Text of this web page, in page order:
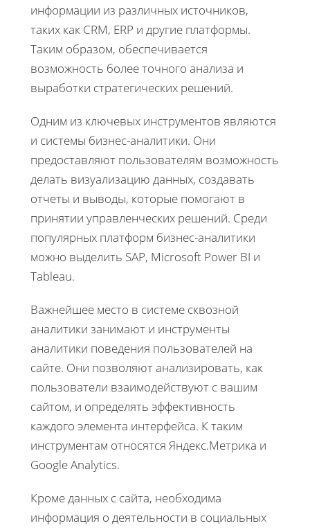
информации из различных источников,
таких как CRM, ERP и другие платформы.
Таким образом, обеспечивается
возможность более точного анализа и
выработки стратегических решений.
Одним из ключевых инструментов являются
и системы бизнес-аналитики. Они
предоставляют пользователям возможность
делать визуализацию данных, создавать
отчеты и выводы, которые помогают в
принятии управленческих решений. Среди
популярных платформ бизнес-аналитики
можно выделить SAP, Microsoft Power BI и
Tableau.
Важнейшее место в системе сквозной
аналитики занимают и инструменты
аналитики поведения пользователей на
сайте. Они позволяют анализировать, как
пользователи взаимодействуют с вашим
сайтом, и определять эффективность
каждого элемента интерфейса. К таким
инструментам относятся Яндекс.Метрика и
Google Analytics.
Кроме данных с сайта, необходима
информация о деятельности в социальных